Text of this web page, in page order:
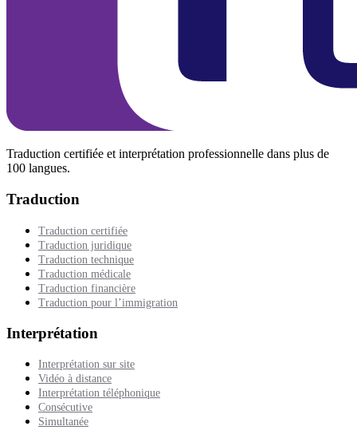
Traduction certifiée et interprétation professionnelle dans plus de
100 langues.
Traduction
Traduction certifiée
Traduction juridique
Traduction technique
Traduction médicale
Traduction financière
Traduction pour l’immigration
Interprétation
Interprétation sur site
Vidéo à distance
Interprétation téléphonique
Consécutive
Simultanée